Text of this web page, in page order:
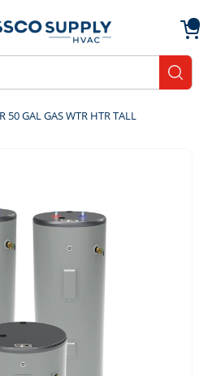
50 GAL GAS WTR HTR TALL